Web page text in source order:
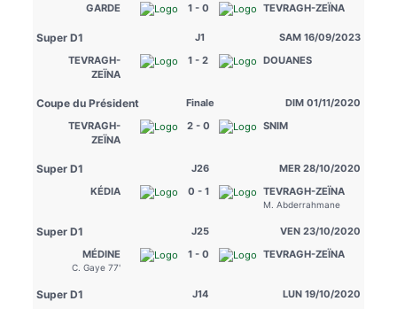
GARDE
1 - 0 TEVRAGH-ZEÏNA
Super D1 J1
SAM 16/09/2023
TEVRAGH-
ZEÏNA
1 - 2 DOUANES
Coupe du Président Finale
DIM 01/11/2020
TEVRAGH-
ZEÏNA
2 - 0 SNIM
Super D1 J26
MER 28/10/2020
KÉDIA
0 - 1 TEVRAGH-ZEÏNA
M. Abderrahmane
Super D1 J25
VEN 23/10/2020
MÉDINE
C. Gaye 77'
1 - 0 TEVRAGH-ZEÏNA
Super D1 J14
LUN 19/10/2020